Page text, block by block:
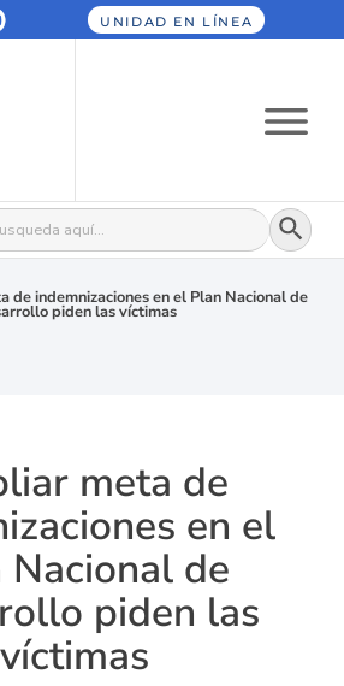
UNIDAD EN LÍNEA
Botón
de indemnizaciones en el Plan Nacional de
piden las víctimas
meta de
en el
Nacional de
piden las
víctimas